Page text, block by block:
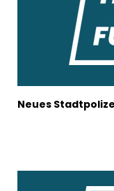
Neues